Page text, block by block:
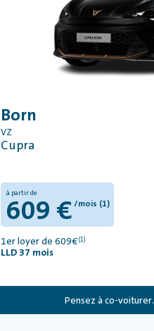
Born
VZ
Cupra
à partir de
609 €/mois (1)
1er loyer de 609€(1)
LLD 37 mois
Pensez à co-voiturer.